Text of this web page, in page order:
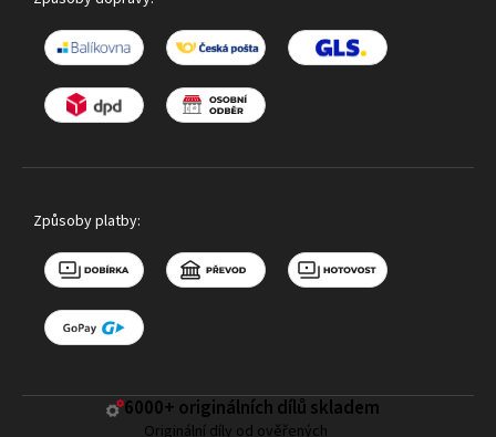
Způsoby platby:
6000+ ​originálních dílů skladem
Originální díly od ověřených